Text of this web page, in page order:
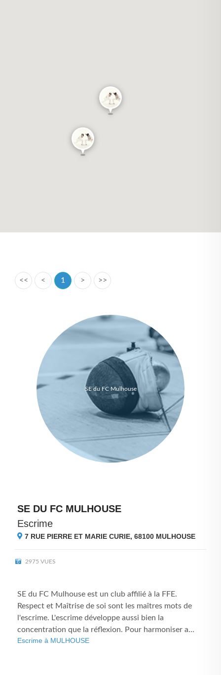
<< < 1 > >>
SE du FC Mulhouse
SE DU FC MULHOUSE
Escrime
7 RUE PIERRE ET MARIE CURIE, 68100 MULHOUSE
2975 VUES
SE du FC Mulhouse est un club affilié à la FFE.
Respect et Maîtrise de soi sont les maîtres mots de
l'escrime. L'escrime développe aussi bien la
concentration que la réflexion. Pour harmoniser a...
Escrime à MULHOUSE